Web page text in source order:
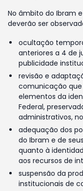
No âmbito do Ibram
deverão ser
ocultação
anteriores a 4 de
publicidade
revisão e
comunicação
elementos da
Federal,
administrativos,
adequação dos
do Ibram e de
quanto à
aos recursos de
suspensão da
institucionais de